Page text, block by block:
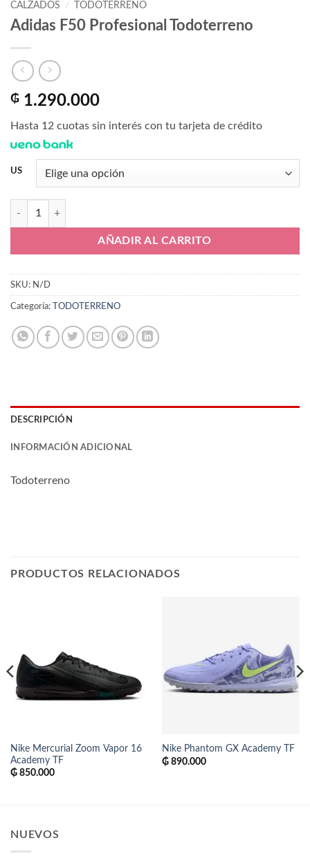
CALZADOS / TODOTERRENO
Adidas F50 Profesional Todoterreno
₲ 1.290.000
Hasta 12 cuotas sin interés con tu tarjeta de crédito
US
Adidas F50 Profesional Todoterreno cantidad
AÑADIR AL CARRITO
SKU: N/D
Categoría: TODOTERRENO
DESCRIPCIÓN
INFORMACIÓN ADICIONAL
Todoterreno
PRODUCTOS RELACIONADOS
Nike Mercurial Zoom Vapor 16
Academy TF
₲850.000
Nike Phantom GX Academy TF
₲890.000
NUEVOS